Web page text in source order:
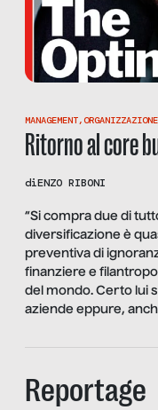
MANAGEMENT,ORGANIZZAZIONE
Ritorno al core
diENZO RIBONI
“Si compra due di
diversificazione è
preventiva di
finanziere e
del mondo. Certo lui
aziende eppure,
Reportage